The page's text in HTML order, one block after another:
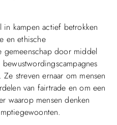
in kampen actief betrokken
en ethische
gemeenschap door middel
streven ernaar om mensen
van fairtrade en om een
waarop mensen denken